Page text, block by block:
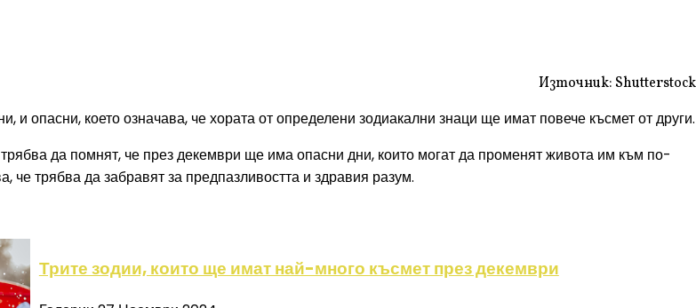
Източник: Shutterstock
опасни, което означава, че хората от определени зодиакални знаци ще имат повече късмет от други.
да помнят, че през декември ще има опасни дни, които могат да променят живота им към по-
трябва да забравят за предпазливостта и здравия разум.
Трите зодии, които ще имат най-много късмет през декември